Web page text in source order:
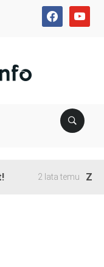
facebookyoutube
2 lata temu